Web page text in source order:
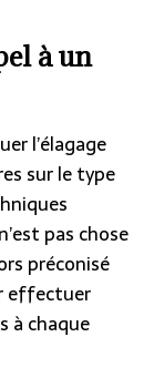
à un
l’élagage
sur le type
pas chose
préconisé
effectuer
à chaque